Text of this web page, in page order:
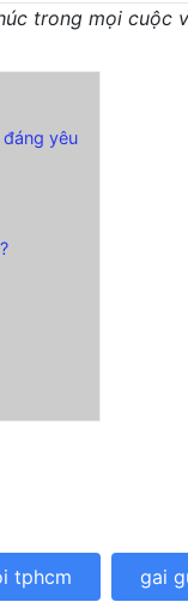
trong mọi cuộc
yêu
tphcm gai